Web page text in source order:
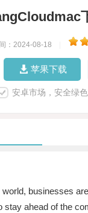
：2024-08-18
苹果下载
安卓市场，安全绿色
businesses
stay ahead of the